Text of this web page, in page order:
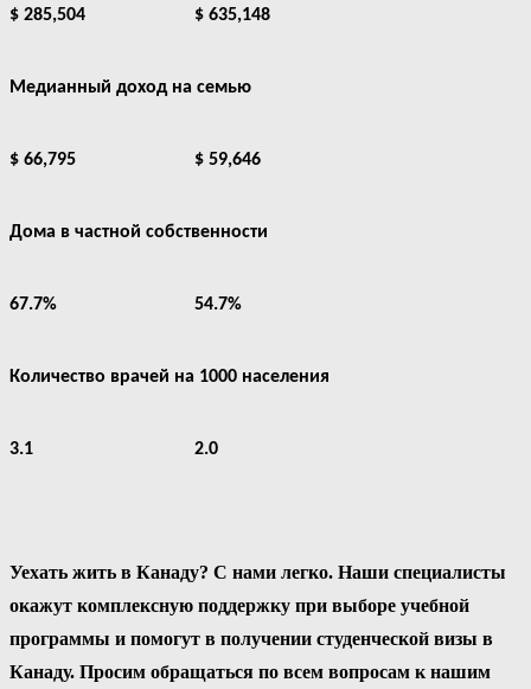
$ 285,504 $ 635,148
Медианный доход на семью
$ 66,795 $ 59,646
Дома в частной собственности
67.7% 54.7%
Количество врачей на 1000 населения
3.1 2.0
Уехать жить в Канаду? С нами легко. Наши специалисты
окажут комплексную поддержку при выборе учебной
программы и помогут в получении студенческой визы в
Канаду. Просим обращаться по всем вопросам к нашим